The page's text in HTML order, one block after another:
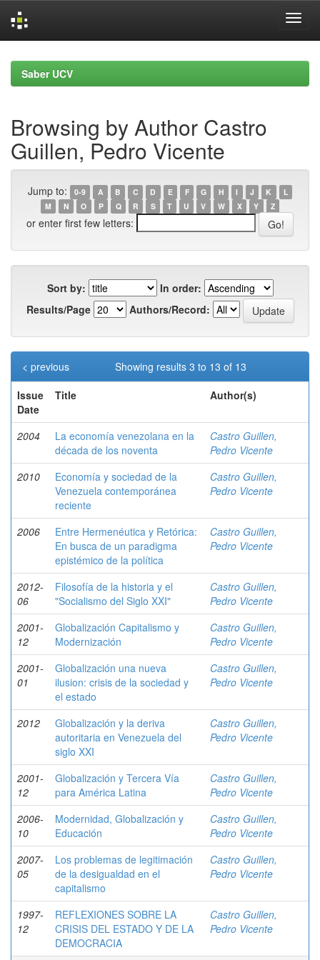
navigationSaber UCV
Browsing by Author Castro
Guillen, Pedro Vicente
Jump to: 0-9 A B C D E F G H I J K
L
M
N O P Q R S T U V W X Y Z
or enter first few letters:
Sort by:
In order:
Results/Page
Authors/Record:
Showing results 3 to 13 of 13
< previous
Issue
Date
Title Author(s)
2004
La economía venezolana en la
década de los noventa
Castro Guillen,
Pedro Vicente
2010
Economía y sociedad de la
Venezuela contemporánea
reciente
Castro Guillen,
Pedro Vicente
2006
Entre Hermenéutica y Retórica:
En busca de un paradigma
epistémico de la política
Castro Guillen,
Pedro Vicente
2012-
06
Filosofía de la historia y el
"Socialismo del Siglo XXI"
Castro Guillen,
Pedro Vicente
2001-
12
Globalización Capitalismo y
Modernización
Castro Guillen,
Pedro Vicente
2001-
01
Globalización una nueva
ilusion: crisis de la sociedad y
el estado
Castro Guillen,
Pedro Vicente
2012
Globalización y la deriva
autoritaria en Venezuela del
siglo XXI
Castro Guillen,
Pedro Vicente
2001-
12
Globalización y Tercera Vía
para América Latina
Castro Guillen,
Pedro Vicente
2006-
10
Modernidad, Globalización y
Educación
Castro Guillen,
Pedro Vicente
2007-
05
Los problemas de legitimación
de la desigualdad en el
capitalismo
Castro Guillen,
Pedro Vicente
1997-
12
REFLEXIONES SOBRE LA
CRISIS DEL ESTADO Y DE LA
DEMOCRACIA
Castro Guillen,
Pedro Vicente